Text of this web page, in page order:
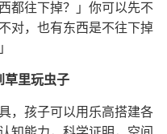
都往下掉？」你可以先不
对，也有东西是不往下掉
草里玩虫子
，孩子可以用乐高搭建各